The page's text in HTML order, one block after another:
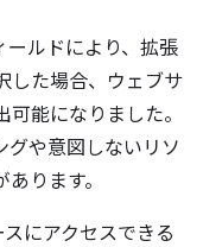
ールドにより、拡張
した場合、ウェブサ
能になりました。
グや意図しないリソ
ります。
にアクセスできる